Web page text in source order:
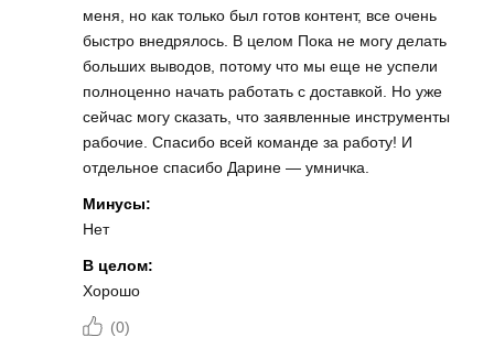
меня, но как только был готов контент, все очень
быстро внедрялось. В целом Пока не могу делать
больших выводов, потому что мы еще не успели
полноценно начать работать с доставкой. Но уже
сейчас могу сказать, что заявленные инструменты
рабочие. Спасибо всей команде за работу! И
отдельное спасибо Дарине — умничка.
Минусы:
Нет
В целом:
Хорошо
(0)